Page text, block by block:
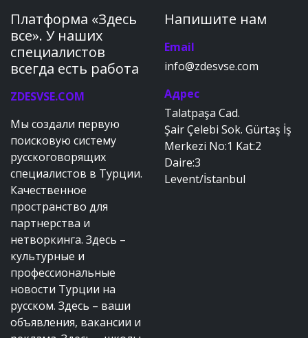
Платформа «Здесь
все». У наших
специалистов
всегда есть работа
ZDESVSE.COM
Мы создали первую
поисковую систему
русскоговорящих
специалистов в Турции.
Качественное
пространство для
партнерства и
нетворкинга. Здесь –
культурные и
профессиональные
новости Турции на
русском. Здесь – ваши
объявления, вакансии и
Напишите нам
Email
info@zdesvse.com
Адрес
Talatpaşa Cad.
Şair Çelebi Sok. Gürtaş İş
Merkezi No:1 Kat:2
Daire:3
Levent/İstanbul